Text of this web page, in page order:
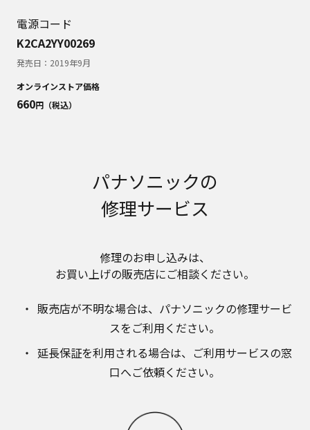
いる説明書の記載内容と、お客様がお持ちの商品
の仕様がその後のマイナーチェンジにより、異な
る場合があります。本ウェブサイトに公開されて
いる取扱説明書の内容とお手持ちの商品の仕様に
相違がある場合は、ご購入店、お近くの当社商品
の取扱店、または当社サービス会社に直接お問い
合わせください。また、商品に同梱される取扱説
は、商品本体に同梱する取扱説明書の変更の度に
商品には、取扱説明書を補足する操作ガイドなど
ませんことをご了承ください。
安全上のご注意
説明書に記載または別途同梱の別紙にてお客様に
ご提供しておりますが、本ウェブサイトでは別紙
取扱説明書中に記載する安全上のご注意は、法的
規制などの変化に応じて変更する場合がありま
についてのご質問等がありましたら、ご購入店、
電源コード
K2CA2YY00269
発売日： 2019年9月
オンラインストア価格
660円（税込）
パナソニックの
修理サービス
修理のお申し込みは、​
お買い上げの販売店にご相談ください。​
販売店が不明な場合は、​パナソニックの修理サービ
スをご利用ください。​
延長保証を利用される場合は、​ご利用サービスの窓
口へご依頼ください。